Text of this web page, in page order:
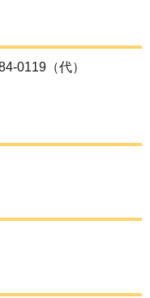
0119（代）